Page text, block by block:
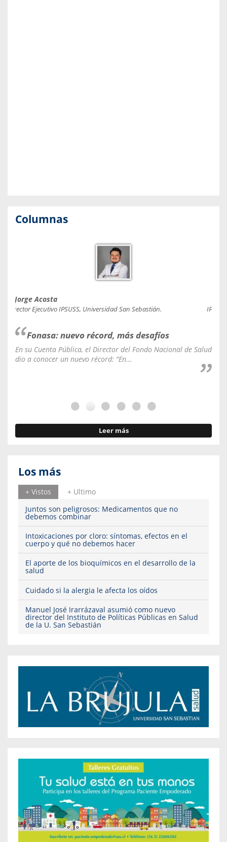
Columnas
Jorge Acosta
Director Ejecutivo IPSUSS, Universidad San Sebastián.
Fonasa: nuevo récord, más desafíos
En su Cuenta Pública, el Director del Fondo Nacional de Salud
dio a conocer un nuevo récord: “En...
Leer más
Los más
+ Vistos
+ Ultimo
Juntos son peligrosos: Medicamentos que no
debemos combinar
Intoxicaciones por cloro: síntomas, efectos en el
cuerpo y qué no debemos hacer
El aporte de los bioquímicos en el desarrollo de la
salud
Cuidado si la alergia le afecta los oídos
Manuel José Irarrázaval asumió como nuevo
director del Instituto de Políticas Públicas en Salud
de la U. San Sebastián